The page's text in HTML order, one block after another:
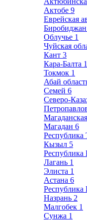
Актобе 9
Еврейская
Биробиджан
Облучье 1
Чуйская
Кант 3
Кара-Балта 1
Токмок 1
Абай
Семей 6
Северо-
Магадан 6
Республика
Кызыл 5
Лагань 1
Элиста 1
Астана 6
Назрань 2
Малгобек 1
Сунжа 1